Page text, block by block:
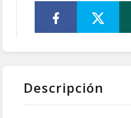
Descripción